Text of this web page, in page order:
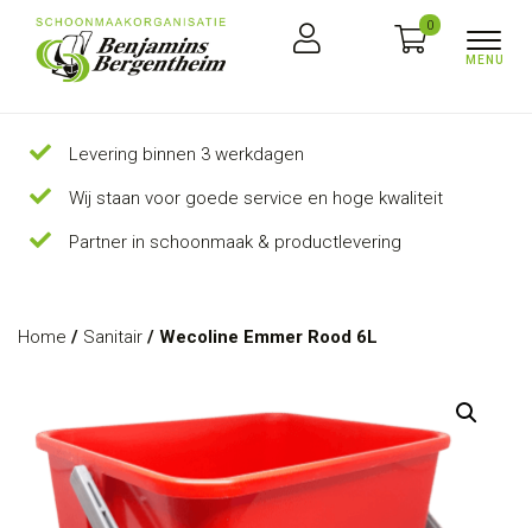
0
Levering binnen 3 werkdagen
Wij staan voor goede service en hoge kwaliteit
Partner in schoonmaak & productlevering
Home / Sanitair / Wecoline Emmer Rood 6L